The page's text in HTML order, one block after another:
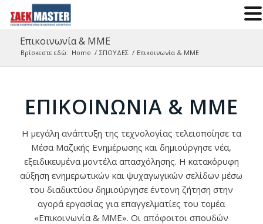
Επικοινωνία & ΜΜΕ
Βρίσκεστε εδώ: Home / ΣΠΟΥΔΕΣ / Επικοινωνία & ΜΜΕ
ΕΠΙΚΟΙΝΩΝΊΑ & ΜΜΕ
Η μεγάλη ανάπτυξη της τεχνολογίας τελειοποίησε τα
Μέσα Μαζικής Ενημέρωσης και δημιούργησε νέα,
εξειδικευμένα μοντέλα απασχόλησης. Η κατακόρυφη
αύξηση ενημερωτικών και ψυχαγωγικών σελίδων μέσω
του διαδικτύου δημιούργησε έντονη ζήτηση στην
αγορά εργασίας για επαγγελματίες του τομέα
«Επικοινωνία & ΜΜΕ». Οι απόφοιτοι σπουδών